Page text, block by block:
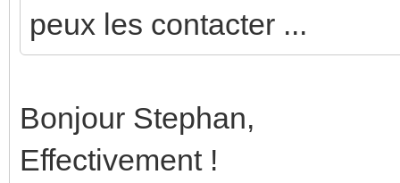
peux les contacter ...
Bonjour Stephan,
Effectivement !